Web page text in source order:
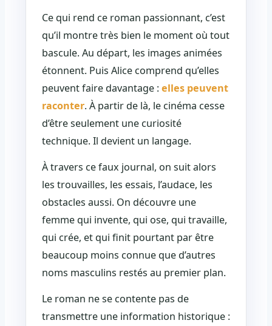
Ce qui rend ce roman passionnant, c’est
qu’il montre très bien le moment où tout
bascule. Au départ, les images animées
étonnent. Puis Alice comprend qu’elles
peuvent faire davantage : elles peuvent
raconter. À partir de là, le cinéma cesse
d’être seulement une curiosité
technique. Il devient un langage.
À travers ce faux journal, on suit alors
les trouvailles, les essais, l’audace, les
obstacles aussi. On découvre une
femme qui invente, qui ose, qui travaille,
qui crée, et qui finit pourtant par être
beaucoup moins connue que d’autres
noms masculins restés au premier plan.
Le roman ne se contente pas de
transmettre une information historique :